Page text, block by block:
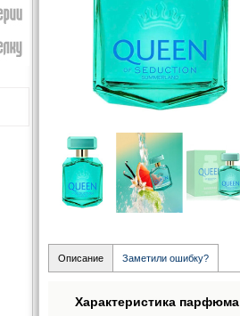
Описание Заметили ошибку?
Характеристика парфюма